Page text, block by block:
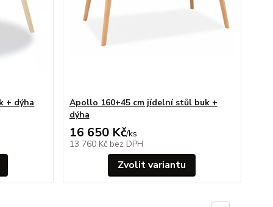
+ dýha
Apollo 160+45 cm jídelní stůl buk +
dýha
16 650 Kč/ks
13 760 Kč bez DPH
Zvolit variantu